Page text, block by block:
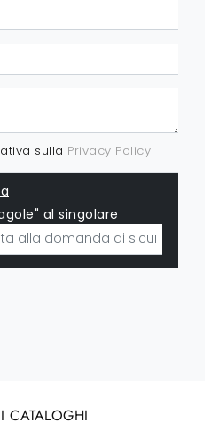
CATALOGHI
sulla Privacy Policy
al singolare